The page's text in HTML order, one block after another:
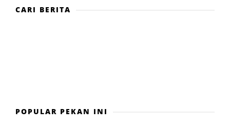
CARI BERITA
POPULAR PEKAN INI